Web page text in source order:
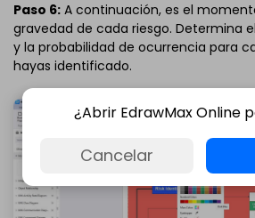
Paso 6: A continuación, es el
gravedad de cada riesgo. Determina
y la probabilidad de ocurrencia para
hayas identificado.
¿Abrir EdrawMax Online
Cancelar